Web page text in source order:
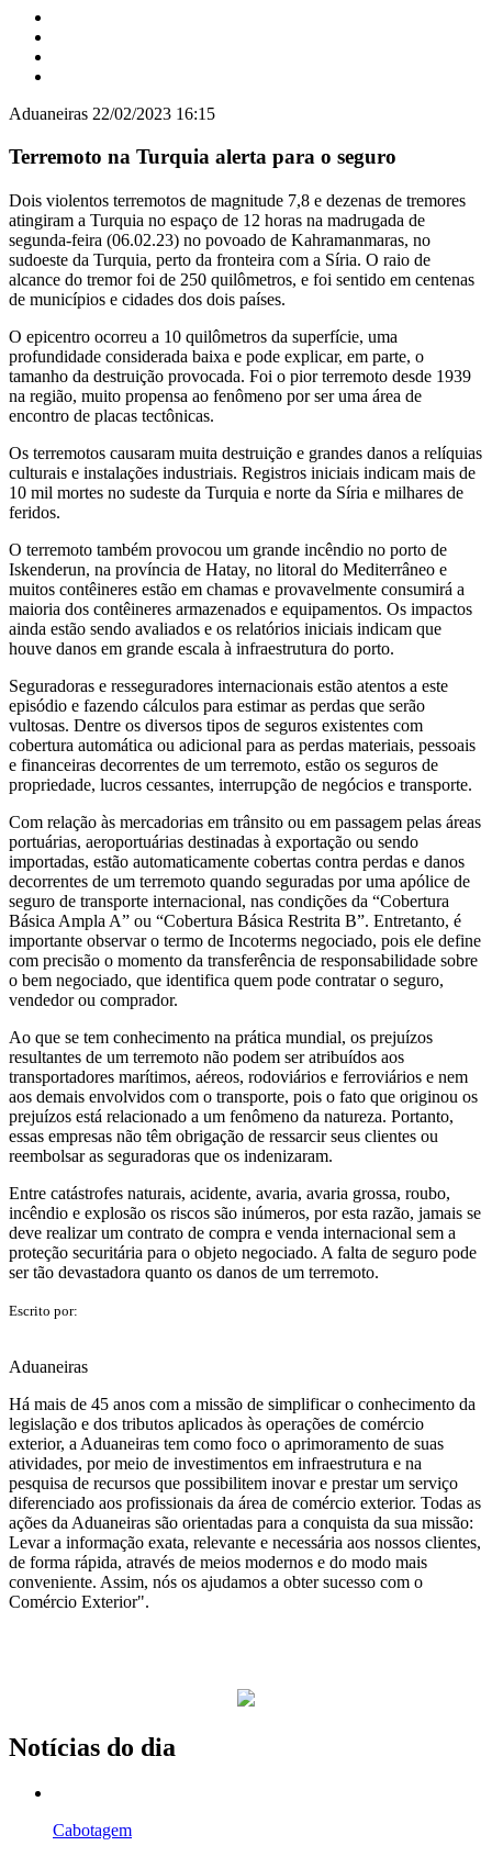
Aduaneiras 22/02/2023 16:15
Terremoto na Turquia alerta para o seguro
Dois violentos terremotos de magnitude 7,8 e dezenas de tremores
atingiram a Turquia no espaço de 12 horas na madrugada de
segunda-feira (06.02.23) no povoado de Kahramanmaras, no
sudoeste da Turquia, perto da fronteira com a Síria. O raio de
alcance do tremor foi de 250 quilômetros, e foi sentido em centenas
de municípios e cidades dos dois países.
O epicentro ocorreu a 10 quilômetros da superfície, uma
profundidade considerada baixa e pode explicar, em parte, o
tamanho da destruição provocada. Foi o pior terremoto desde 1939
na região, muito propensa ao fenômeno por ser uma área de
encontro de placas tectônicas.
Os terremotos causaram muita destruição e grandes danos a relíquias
culturais e instalações industriais. Registros iniciais indicam mais de
10 mil mortes no sudeste da Turquia e norte da Síria e milhares de
feridos.
O terremoto também provocou um grande incêndio no porto de
Iskenderun, na província de Hatay, no litoral do Mediterrâneo e
muitos contêineres estão em chamas e provavelmente consumirá a
maioria dos contêineres armazenados e equipamentos. Os impactos
ainda estão sendo avaliados e os relatórios iniciais indicam que
houve danos em grande escala à infraestrutura do porto.
Seguradoras e resseguradores internacionais estão atentos a este
episódio e fazendo cálculos para estimar as perdas que serão
vultosas. Dentre os diversos tipos de seguros existentes com
cobertura automática ou adicional para as perdas materiais, pessoais
e financeiras decorrentes de um terremoto, estão os seguros de
propriedade, lucros cessantes, interrupção de negócios e transporte.
Com relação às mercadorias em trânsito ou em passagem pelas áreas
portuárias, aeroportuárias destinadas à exportação ou sendo
importadas, estão automaticamente cobertas contra perdas e danos
decorrentes de um terremoto quando seguradas por uma apólice de
seguro de transporte internacional, nas condições da “Cobertura
Básica Ampla A” ou “Cobertura Básica Restrita B”. Entretanto, é
importante observar o termo de Incoterms negociado, pois ele define
com precisão o momento da transferência de responsabilidade sobre
o bem negociado, que identifica quem pode contratar o seguro,
vendedor ou comprador.
Ao que se tem conhecimento na prática mundial, os prejuízos
resultantes de um terremoto não podem ser atribuídos aos
transportadores marítimos, aéreos, rodoviários e ferroviários e nem
aos demais envolvidos com o transporte, pois o fato que originou os
prejuízos está relacionado a um fenômeno da natureza. Portanto,
essas empresas não têm obrigação de ressarcir seus clientes ou
reembolsar as seguradoras que os indenizaram.
Entre catástrofes naturais, acidente, avaria, avaria grossa, roubo,
incêndio e explosão os riscos são inúmeros, por esta razão, jamais se
deve realizar um contrato de compra e venda internacional sem a
proteção securitária para o objeto negociado. A falta de seguro pode
ser tão devastadora quanto os danos de um terremoto.
Escrito por:
Aduaneiras
Há mais de 45 anos com a missão de simplificar o conhecimento da
legislação e dos tributos aplicados às operações de comércio
exterior, a Aduaneiras tem como foco o aprimoramento de suas
atividades, por meio de investimentos em infraestrutura e na
pesquisa de recursos que possibilitem inovar e prestar um serviço
diferenciado aos profissionais da área de comércio exterior. Todas as
ações da Aduaneiras são orientadas para a conquista da sua missão:
Levar a informação exata, relevante e necessária aos nossos clientes,
de forma rápida, através de meios modernos e do modo mais
conveniente. Assim, nós os ajudamos a obter sucesso com o
Comércio Exterior".
Notícias do dia
Cabotagem